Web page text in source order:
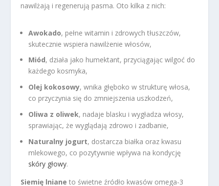
nawilżają i regenerują pasma. Oto kilka z nich:
Awokado, pełne witamin i zdrowych tłuszczów,
skutecznie wspiera nawilżenie włosów,
Miód, działa jako humektant, przyciągając wilgoć do
każdego kosmyka,
Olej kokosowy, wnika głęboko w strukturę włosa,
co przyczynia się do zmniejszenia uszkodzeń,
Oliwa z oliwek, nadaje blasku i wygładza włosy,
sprawiając, że wyglądają zdrowo i zadbanie,
Naturalny jogurt, dostarcza białka oraz kwasu
mlekowego, co pozytywnie wpływa na kondycję
skóry głowy.
Siemię lniane to świetne źródło kwasów omega-3